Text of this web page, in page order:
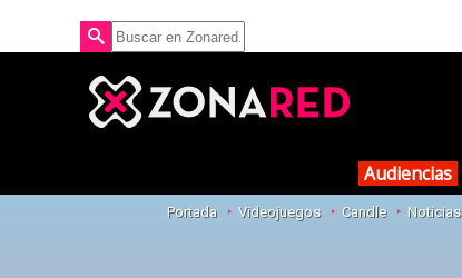
Audiencias
Portada Videojuegos Candle Noticias